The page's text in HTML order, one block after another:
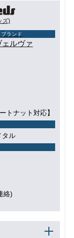
ズ)
ブランド
ェルヴァ
トナット対応】
タル
絡)